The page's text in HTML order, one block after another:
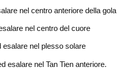
nel centro anteriore della gola
nel centro del cuore
esalare nel plesso solare
esalare nel Tan Tien anteriore.